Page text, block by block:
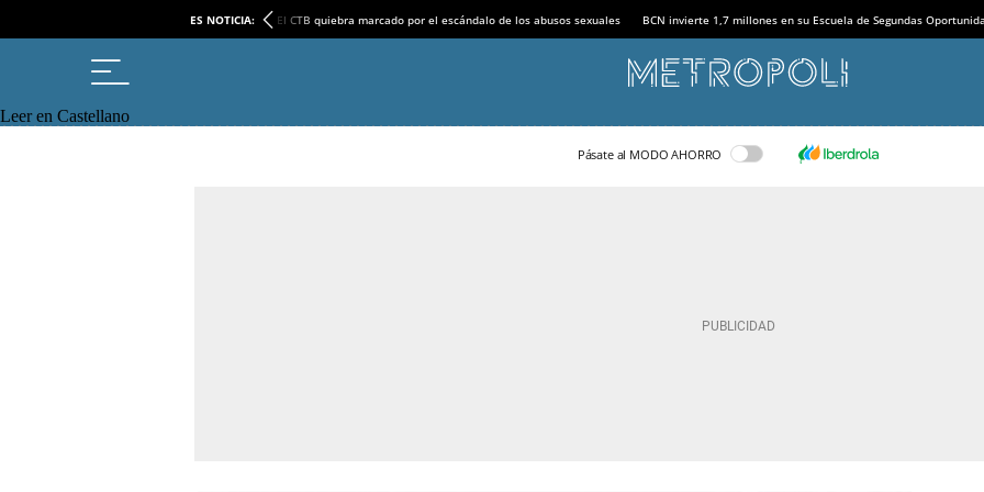
ES NOTICIA: El CTB quiebra marcado por el escándalo de los abusos sexuales BCN invierte 1,7 millones en su Escuela de Segundas
Leer en Castellano
Pásate al MODO AHORRO